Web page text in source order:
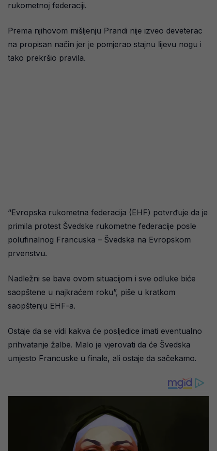
rukometnoj federaciji.
Prema njihovom mišljenju Prandi nije izveo deveterac
na propisan način jer je pomjerao stajnu lijevu nogu i
tako prekršio pravila.
“Evropska rukometna federacija (EHF) potvrđuje da je
primila protest Švedske rukometne federacije posle
polufinalnog Francuska – Švedska na Evropskom
prvenstvu.
Nadležni se bave ovom situacijom i sve odluke biće
saopštene u najkraćem roku”, piše u kratkom
saopštenju EHF-a.
Ostaje da se vidi kakva će posljedice imati eventualno
prihvatanje žalbe. Malo je vjerovati da će Švedska
umjesto Francuske u finale, ali ostaje da sačekamo.